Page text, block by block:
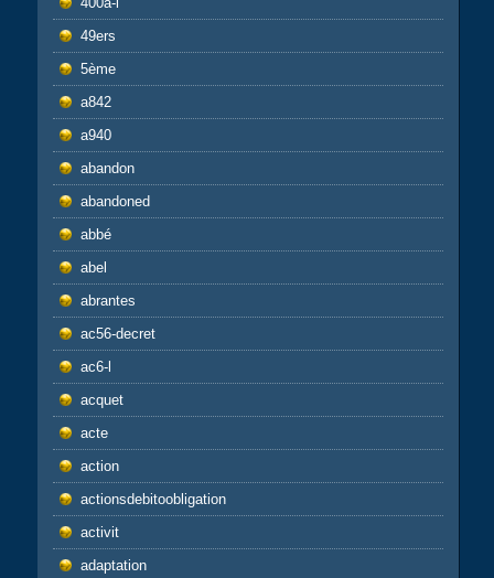
49ers
5ème
a842
a940
abandon
abandoned
abbé
abel
abrantes
ac56-decret
ac6-l
acquet
acte
action
actionsdebitoobligation
activit
adaptation